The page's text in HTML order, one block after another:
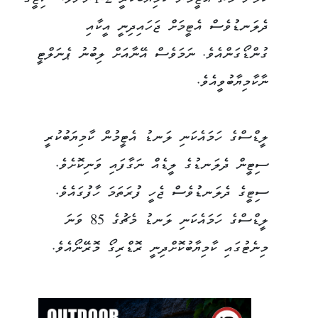
ދެލަނޑުވެސް އެޓީމަށް ޖަހައިދިނީ އީކާއި
ގުންޑޯގަންއެވެ. ނަމަވެސް އޭނާއަށް ލިބުނު ޕެނަލްޓީ
ނާކާމިޔާބުވީއެވެ.
ލީޑްސްގެ ހަމައެކަނި ލަނޑު އެޓީމުން ކާމިޔަބުކުރީ
ސިޓީން ދެލަނޑުގެ ލީޑެއް ނަގާފައި ވަނިކޮށެވެ.
ސިޓީގެ ދެލަނޑުވެސް ޖެހީ ފުރަތަމަ ހާފުގައެވެ.
ލީޑްސްގެ ހަމައެކަނި ލަނޑު މެޗުގެ 85 ވަނަ
މިނެޓުގައި ކާމިޔާބުކޮށްދިނީ ރޮޑްރިގޯ މޮރޭނޯއެވެ.